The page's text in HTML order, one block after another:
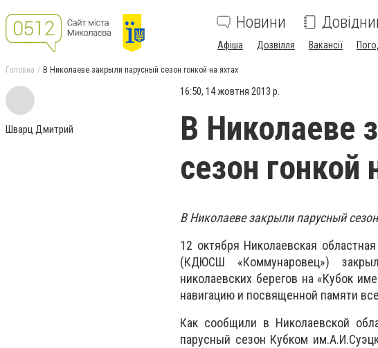
Новини
Афіша Дозвілля Вакансії
Головна В Николаеве закрыли парусный сезон гонкой на яхтах
Шварц Дмитрий
16:50, 14 жовтня 2013 р.
В Николаеве
сезон гонкой
В Николаеве закрыли парусный
12 октября Николаевская
(КДЮСШ «Коммунаровец»)
николаевских берегов на «Кубок
навигацию и посвященной памяти
Как сообщили в Николаевской
парусный сезон Кубком